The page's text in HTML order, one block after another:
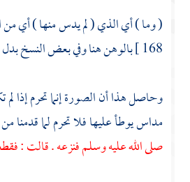
( وما ) أي الذي ( لم يدس منها ) أي من
168 ] بالوهن هنا وفي بعض النسخ
وحاصل هذا أن الصورة إنما تحرم إذا لم
مداس يوطأ عليها فلا تحرم لما قدمنا
صلى الله عليه وسلم فنزعه . قالت :